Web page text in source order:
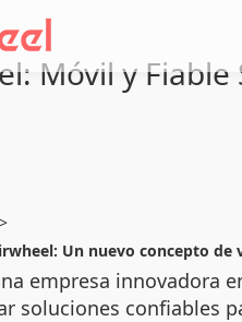
Móvil y Fiable
>
Un nuevo concepto de
empresa innovadora
soluciones confiables